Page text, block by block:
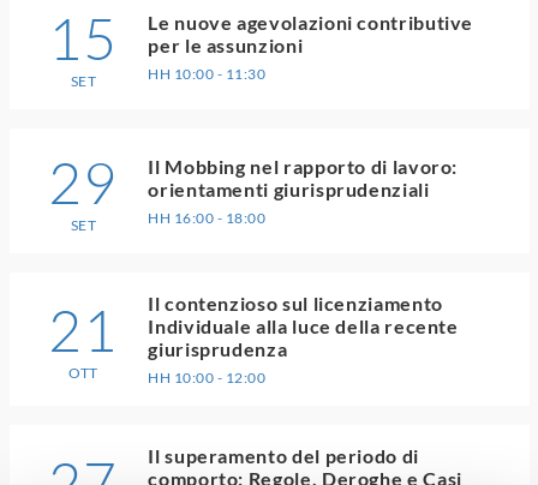
15
SET
Le nuove agevolazioni contributive
per le assunzioni
HH 10:00 - 11:30
29
SET
Il Mobbing nel rapporto di lavoro:
orientamenti giurisprudenziali
HH 16:00 - 18:00
21
OTT
Il contenzioso sul licenziamento
Individuale alla luce della recente
giurisprudenza
HH 10:00 - 12:00
Il superamento del periodo di
comporto: Regole, Deroghe e Casi